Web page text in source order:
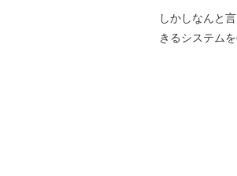
しかしなんと
きるシステム